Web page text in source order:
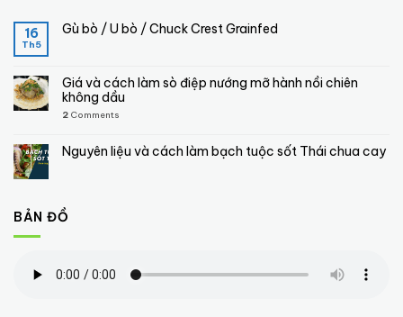
16
Th5
Gù bò / U bò / Chuck Crest Grainfed
Giá và cách làm sò điệp nướng mỡ hành nồi chiên
không dầu
2 Comments
Nguyên liệu và cách làm bạch tuộc sốt Thái chua cay
BẢN ĐỒ